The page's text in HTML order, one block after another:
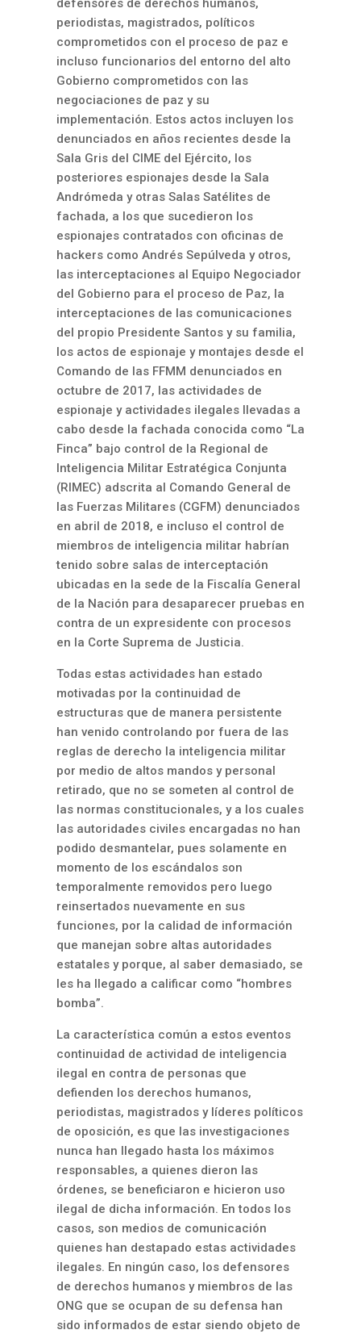
defensores de derechos humanos,
periodistas, magistrados, políticos
comprometidos con el proceso de paz e
incluso funcionarios del entorno del alto
Gobierno comprometidos con las
negociaciones de paz y su
implementación. Estos actos incluyen los
denunciados en años recientes desde la
Sala Gris del CIME del Ejército, los
posteriores espionajes desde la Sala
Andrómeda y otras Salas Satélites de
fachada, a los que sucedieron los
espionajes contratados con oficinas de
hackers como Andrés Sepúlveda y otros,
las interceptaciones al Equipo Negociador
del Gobierno para el proceso de Paz, la
interceptaciones de las comunicaciones
del propio Presidente Santos y su familia,
los actos de espionaje y montajes desde el
Comando de las FFMM denunciados en
octubre de 2017, las actividades de
espionaje y actividades ilegales llevadas a
cabo desde la fachada conocida como “La
Finca” bajo control de la Regional de
Inteligencia Militar Estratégica Conjunta
(RIMEC) adscrita al Comando General de
las Fuerzas Militares (CGFM) denunciados
en abril de 2018, e incluso el control de
miembros de inteligencia militar habrían
tenido sobre salas de interceptación
ubicadas en la sede de la Fiscalía General
de la Nación para desaparecer pruebas en
contra de un expresidente con procesos
en la Corte Suprema de Justicia.
Todas estas actividades han estado
motivadas por la continuidad de
estructuras que de manera persistente
han venido controlando por fuera de las
reglas de derecho la inteligencia militar
por medio de altos mandos y personal
retirado, que no se someten al control de
las normas constitucionales, y a los cuales
las autoridades civiles encargadas no han
podido desmantelar, pues solamente en
momento de los escándalos son
temporalmente removidos pero luego
reinsertados nuevamente en sus
funciones, por la calidad de información
que manejan sobre altas autoridades
estatales y porque, al saber demasiado, se
les ha llegado a calificar como “hombres
bomba”.
La característica común a estos eventos
continuidad de actividad de inteligencia
ilegal en contra de personas que
defienden los derechos humanos,
periodistas, magistrados y líderes políticos
de oposición, es que las investigaciones
nunca han llegado hasta los máximos
responsables, a quienes dieron las
órdenes, se beneficiaron e hicieron uso
ilegal de dicha información. En todos los
casos, son medios de comunicación
quienes han destapado estas actividades
ilegales. En ningún caso, los defensores
de derechos humanos y miembros de las
ONG que se ocupan de su defensa han
sido informados de estar siendo objeto de